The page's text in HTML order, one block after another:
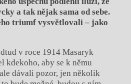
a tak nějak sama od sebe.
triumf vysvětlovali – jako
v roce 1914 Masaryk
kdekoho, aby se k němu
dávali pozor, jen několik